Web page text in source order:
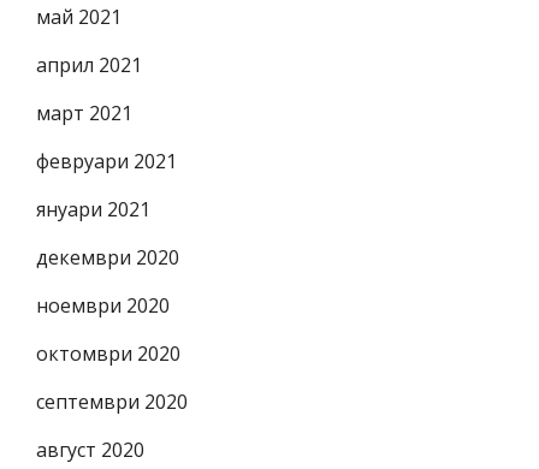
май 2021
април 2021
март 2021
февруари 2021
януари 2021
декември 2020
ноември 2020
октомври 2020
септември 2020
август 2020